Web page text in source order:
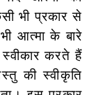
भी प्रकार से
आत्मा के बारे
करते हैं
की स्वीकृति